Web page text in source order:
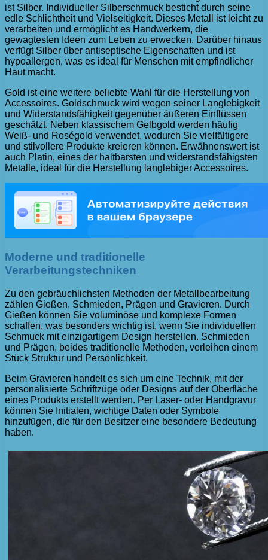
ist Silber. Individueller Silberschmuck besticht durch seine
edle Schlichtheit und Vielseitigkeit. Dieses Metall ist leicht zu
verarbeiten und ermöglicht es Handwerkern, die
gewagtesten Ideen zum Leben zu erwecken. Darüber hinaus
verfügt Silber über antiseptische Eigenschaften und ist
hypoallergen, was es ideal für Menschen mit empfindlicher
Haut macht.
Gold ist eine weitere beliebte Wahl für die Herstellung von
Accessoires. Goldschmuck wird wegen seiner Langlebigkeit
und Widerstandsfähigkeit gegenüber äußeren Einflüssen
geschätzt. Neben klassischem Gelbgold werden häufig
Weiß- und Roségold verwendet, wodurch Sie vielfältigere
und stilvollere Produkte kreieren können. Erwähnenswert ist
auch Platin, eines der haltbarsten und widerstandsfähigsten
Metalle, ideal für die Herstellung langlebiger Accessoires.
Moderne und traditionelle
Verarbeitungstechniken
Zu den gebräuchlichsten Methoden der Metallbearbeitung
zählen Gießen, Schmieden, Prägen und Gravieren. Durch
Gießen können Sie voluminöse und komplexe Formen
schaffen, was besonders wichtig ist, wenn Sie individuellen
Schmuck mit einzigartigem Design herstellen. Schmieden
und Prägen, beides traditionelle Methoden, verleihen einem
Stück Struktur und Persönlichkeit.
Beim Gravieren handelt es sich um eine Technik, mit der
personalisierte Schriftzüge oder Designs auf der Oberfläche
eines Produkts erstellt werden. Per Laser- oder Handgravur
können Sie Initialen, wichtige Daten oder Symbole
hinzufügen, die für den Besitzer eine besondere Bedeutung
haben.